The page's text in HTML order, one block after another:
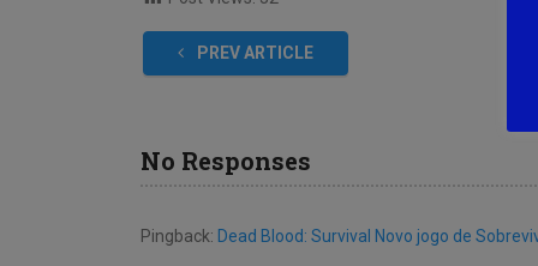
PREV ARTICLE
No Responses
Pingback: Dead Blood: Survival Novo jogo de